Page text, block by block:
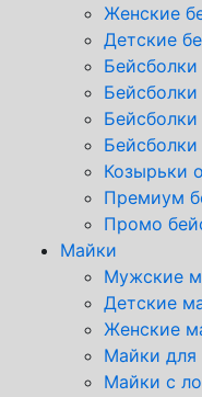
Женские
Детские
Козырьки
Премиум
Промо
Майки
Мужские
Детские
Женские
Майки для
Майки с